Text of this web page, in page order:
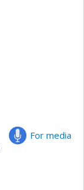
For media